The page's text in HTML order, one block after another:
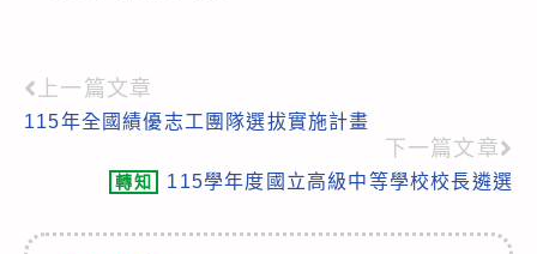
Read
more
articles
上一篇文章
115年全國績優志工團隊選拔實施計畫
下一篇文章
轉知 115學年度國立高級中等學校校長遴選